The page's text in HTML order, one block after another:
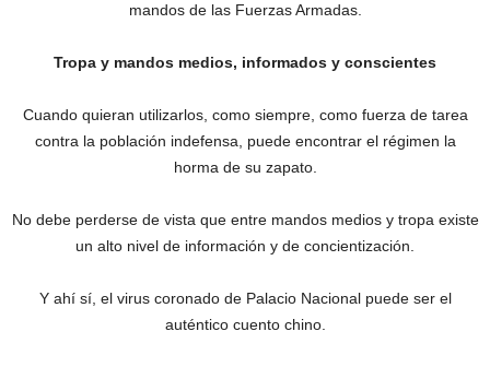
mandos de las Fuerzas Armadas.
Tropa y mandos medios, informados y conscientes
Cuando quieran utilizarlos, como siempre, como fuerza de tarea
contra la población indefensa, puede encontrar el régimen la
horma de su zapato.
No debe perderse de vista que entre mandos medios y tropa existe
un alto nivel de información y de concientización.
Y ahí sí, el virus coronado de Palacio Nacional puede ser el
auténtico cuento chino.